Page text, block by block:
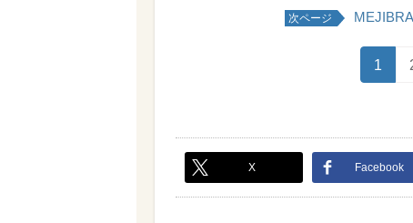
次ページ
1
X Facebook